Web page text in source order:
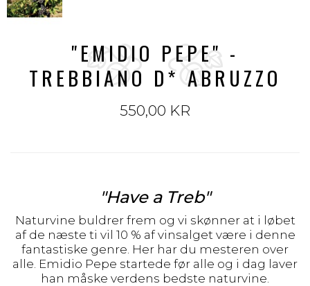
"EMIDIO PEPE" -
TREBBIANO D* ABRUZZO
550,00 KR
"Have a Treb"
Naturvine buldrer frem og vi skønner at i løbet
af de næste ti vil 10 % af vinsalget være i denne
fantastiske genre. Her har du mesteren over
alle. Emidio Pepe startede før alle og i dag laver
han måske verdens bedste naturvine.